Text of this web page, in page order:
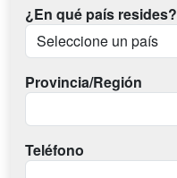
¿En qué país resides?
Provincia/Región
Teléfono